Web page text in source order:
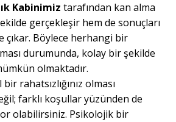
Kabinimiz tarafından kan alma
gerçekleşir hem de sonuçları
çıkar. Böylece herhangi bir
durumunda, kolay bir şekilde
olmaktadır.
rahatsızlığınız olması
farklı koşullar yüzünden de
olabilirsiniz. Psikolojik bir